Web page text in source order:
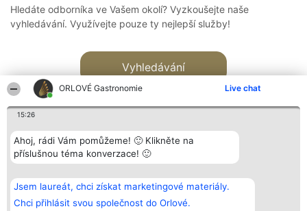
ORLOVÉ Gastronomie Live chat
15:26
Ahoj, rádi Vám pomůžeme! 🙂 Klikněte na
příslušnou téma konverzace! 🙂
Jsem laureát, chci získat marketingové materiály.
Chci přihlásit svou společnost do Orlové.
Hledáte odborníka ve Vašem okolí? Vyzkoušejte naše
vyhledávání. Využívejte pouze ty nejlepší služby!
Vyhledávání
Bright Side Solutions sp. z o.
o. sp. k.
ul. Ruska 22
Wrocław 50-079
Vítězové
Seznam všech
laureátů
Zásady
Kontakt